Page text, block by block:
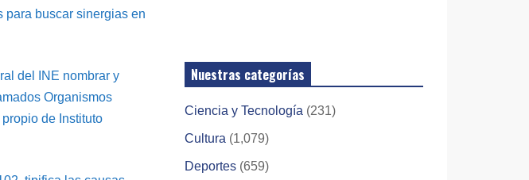
para buscar sinergias en
del INE nombrar y
Organismos
de Instituto
Nuestras categorías
Ciencia y Tecnología (231)
Cultura (1,079)
Deportes (659)